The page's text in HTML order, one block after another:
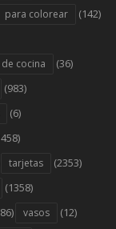
para colorear (142)
cocina (36)
(983)
(6)
tarjetas (2353)
(1358)
vasos (12)